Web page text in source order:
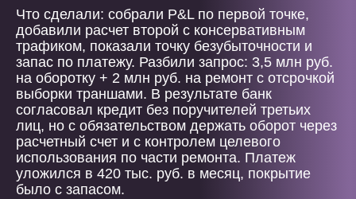
Что сделали: собрали P&L по первой точке,
добавили расчет второй с консервативным
трафиком, показали точку безубыточности и
запас по платежу. Разбили запрос: 3,5 млн руб.
на оборотку + 2 млн руб. на ремонт с отсрочкой
выборки траншами. В результате банк
согласовал кредит без поручителей третьих
лиц, но с обязательством держать оборот через
расчетный счет и с контролем целевого
использования по части ремонта. Платеж
уложился в 420 тыс. руб. в месяц, покрытие
было с запасом.